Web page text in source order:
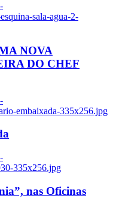
sala-agua-2-
NOVA
DO CHEF
embaixada-335x256.jpg
335x256.jpg
nas Oficinas